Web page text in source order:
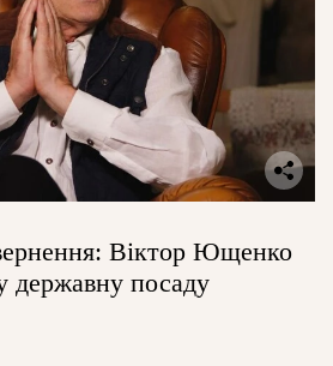
Віктор Ющенко
державну посаду